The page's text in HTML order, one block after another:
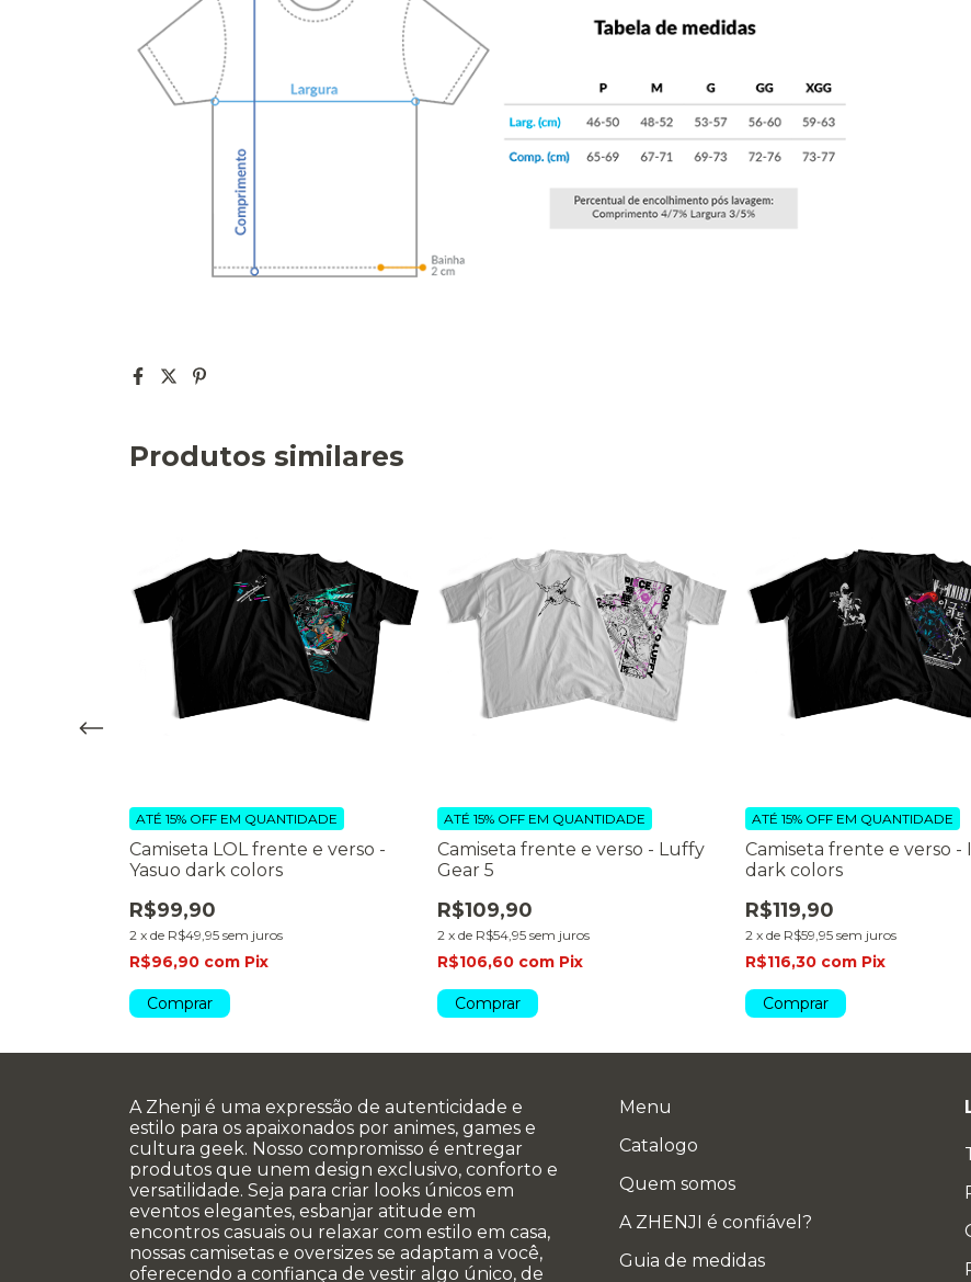
Produtos similares
Camiseta LOL frente e verso -
Yasuo dark colors
R$99,90
2 x de R$49,95 sem juros
ATÉ 15% OFF EM QUANTIDADE
R$96,90 com Pix
Comprar
Camiseta frente e verso - Luffy
Gear 5
R$109,90
2 x de R$54,95 sem juros
ATÉ 15% OFF EM QUANTIDADE
R$106,60 com Pix
Comprar
Camiseta frente e verso -
dark colors
R$119,90
2 x de R$59,95 sem juros
ATÉ 15% OFF EM QUANTIDADE
R$116,30 com Pix
Comprar
A Zhenji é uma expressão de autenticidade e
estilo para os apaixonados por animes, games e
cultura geek. Nosso compromisso é entregar
produtos que unem design exclusivo, conforto e
versatilidade. Seja para criar looks únicos em
eventos elegantes, esbanjar atitude em
encontros casuais ou relaxar com estilo em casa,
nossas camisetas e oversizes se adaptam a você,
oferecendo a confiança de vestir algo único, de
Menu
Catalogo
Quem somos
A ZHENJI é confiável?
Guia de medidas